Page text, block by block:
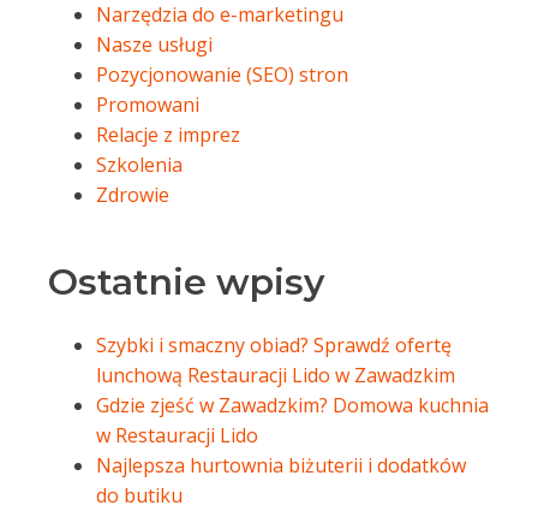
Narzędzia do e-marketingu
Nasze usługi
Pozycjonowanie (SEO) stron
Promowani
Relacje z imprez
Szkolenia
Zdrowie
Ostatnie wpisy
Szybki i smaczny obiad? Sprawdź ofertę
lunchową Restauracji Lido w Zawadzkim
Gdzie zjeść w Zawadzkim? Domowa kuchnia
w Restauracji Lido
Najlepsza hurtownia biżuterii i dodatków
do butiku